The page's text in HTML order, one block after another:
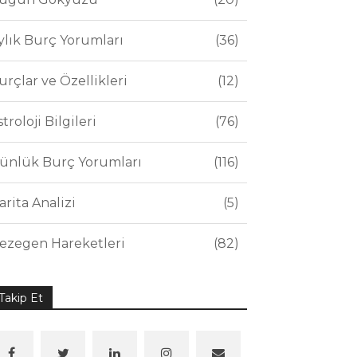
Burç Yorumları 36
ve Özellikleri 12
Bilgileri 76
Burç Yorumları 116
Analizi 5
Hareketleri 82
Et